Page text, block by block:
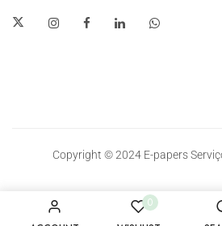
0
Copyright © 2024 E-papers